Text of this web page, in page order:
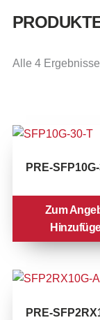
Alle 4
PRE-
Zum
PRE-